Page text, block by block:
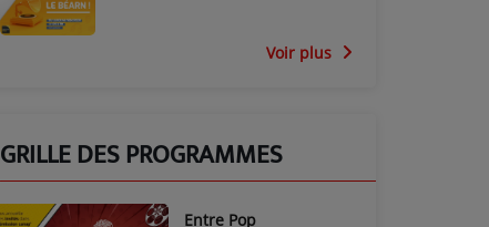
Voir plus
GRILLE DES PROGRAMMES
Entre Pop